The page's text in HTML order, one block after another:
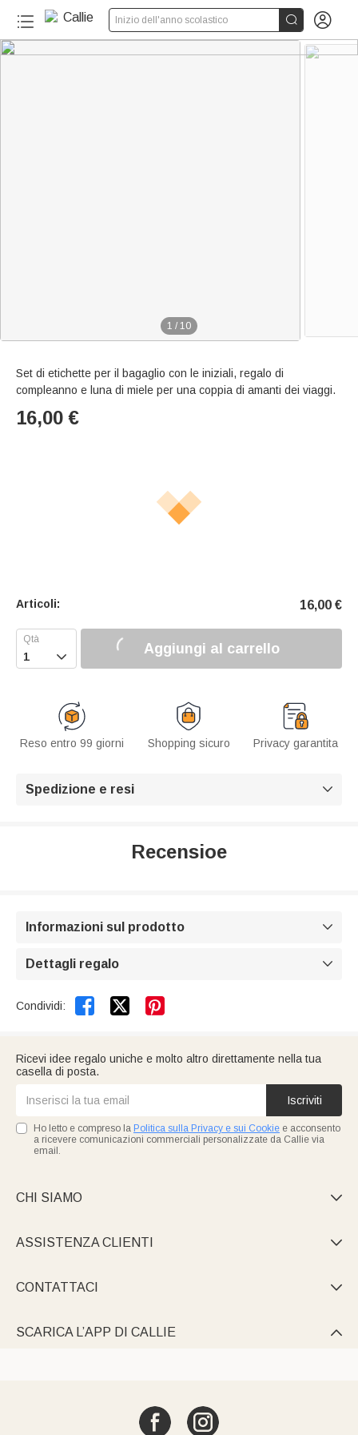
Inizio dell'anno scolastico  
1 / 10
Set di etichette per il bagaglio con le iniziali, regalo di
compleanno e luna di miele per una coppia di amanti dei viaggi.
16,00 €
Articoli: 16,00 €
 Aggiungi al carrello
Reso entro 99 giorni Shopping sicuro Privacy garantita
Spedizione e resi 
Recensioe
Informazioni sul prodotto 
Dettagli regalo 
Condividi:  
Ricevi idee regalo uniche e molto altro direttamente nella tua
casella di posta.
Iscriviti
Ho letto e compreso la Politica sulla Privacy e sui Cookie e acconsento
a ricevere comunicazioni commerciali personalizzate da Callie via
email.
CHI SIAMO 
ASSISTENZA CLIENTI 
CONTATTACI 
SCARICA L’APP DI CALLIE 